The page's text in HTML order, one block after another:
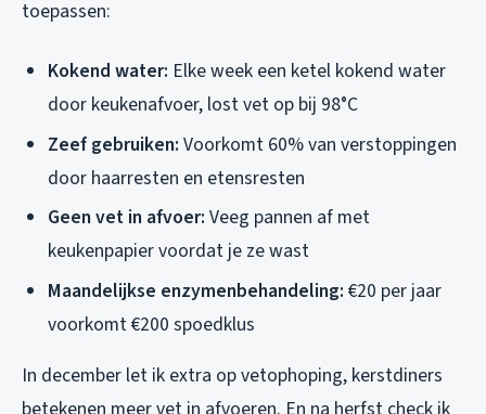
toepassen:
Kokend water: Elke week een ketel kokend water
door keukenafvoer, lost vet op bij 98°C
Zeef gebruiken: Voorkomt 60% van verstoppingen
door haarresten en etensresten
Geen vet in afvoer: Veeg pannen af met
keukenpapier voordat je ze wast
Maandelijkse enzymenbehandeling: €20 per jaar
voorkomt €200 spoedklus
In december let ik extra op vetophoping, kerstdiners